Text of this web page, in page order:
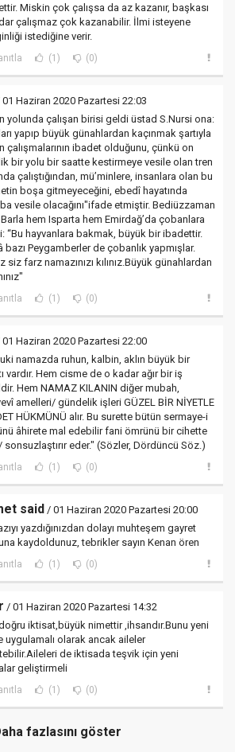
Miskin çok çalışsa da az kazanır, başkası
çalışmaz çok kazanabilir. İlmi isteyene
istediğine verir.
(1) (0)
Haziran 2020 Pazartesi 22:03
yolunda çalışan birisi geldi üstad S.Nursi ona:
yapıp büyük günahlardan kaçınmak şartıyla
çalışmalarının ibadet olduğunu, çünkü on
bir yolu bir saatte kestirmeye vesile olan tren
çalıştığından, mü’minlere, insanlara olan bu
boşa gitmeyeceğini, ebedî hayatında
vesile olacağını"ifade etmiştir. Bediüzzaman
hem Isparta hem Emirdağ’da çobanlara
“Bu hayvanlara bakmak, büyük bir ibadettir.
bazı Peygamberler de çobanlık yapmışlar.
siz farz namazınızı kılınız.Büyük günahlardan
(1) (0)
Haziran 2020 Pazartesi 22:00
namazda ruhun, kalbin, aklın büyük bir
vardır. Hem cisme de o kadar ağır bir iş
Hem NAMAZ KILANIN diğer mubah,
amelleri/ gündelik işleri GÜZEL BİR NİYETLE
HÜKMÜNÜ alır. Bu surette bütün sermaye-i
âhirete mal edebilir fani ömrünü bir cihette
sonsuzlaştırır eder." (Sözler, Dördüncü Söz.)
(1) (0)
said/ 01 Haziran 2020 Pazartesi 20:00
yazdığınızdan dolayı muhteşem gayret
kaydoldunuz, tebrikler sayın Kenan ören
(1) (0)
/ 01 Haziran 2020 Pazartesi 14:32
iktisat,büyük nimettir ,ihsandır.Bunu yeni
uygulamalı olarak ancak aileler
de iktisada teşvik için yeni
geliştirmeli
(1) (0)
fazlasını göster